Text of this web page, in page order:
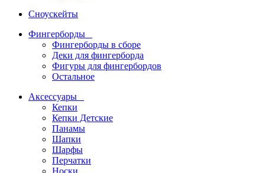
Сноускейты
Фингерборды
Фингерборды в сборе
Деки для фингерборда
Фигуры для фингербордов
Остальное
Аксессуары
Кепки
Кепки Детские
Панамы
Шапки
Шарфы
Перчатки
Носки